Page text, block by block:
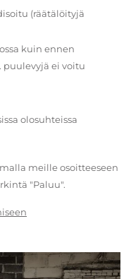
(räätälöityjä
kuin ennen
ei voitu
olosuhteissa
meille osoitteeseen
"Paluu".